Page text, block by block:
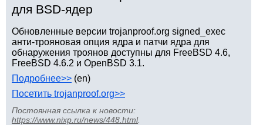
для BSD-ядер
Обновленные версии trojanproof.org signed_exec
анти-трояновая опция ядра и патчи ядра для
обнаружения троянов доступны для FreeBSD 4.6,
FreeBSD 4.6.2 и OpenBSD 3.1.
Подробнее>> (en)
Посетить trojanproof.org>>
Постоянная ссылка к новости:
https://www.nixp.ru/news/448.html.